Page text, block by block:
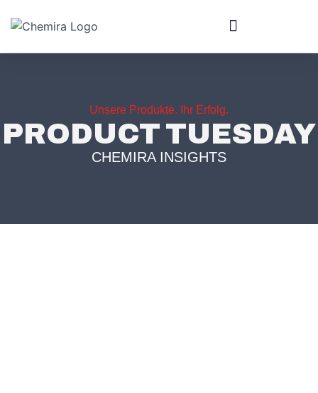
Unsere Produkte. Ihr Erfolg.
PRODUCT TUESDAY
CHEMIRA INSIGHTS